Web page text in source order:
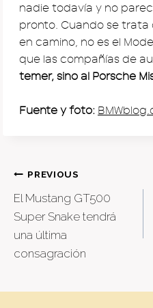
nadie todavía y no
pronto. Cuando se
en camino, no es el
que las compañías de
temer, sino al Porsche
Fuente y foto:
Post
PREVIOUS
El Mustang GT500
Super Snake tendrá
una última
consagración